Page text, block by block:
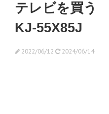
テレビを買う
KJ-55X85J
2022/06/12 2024/06/14